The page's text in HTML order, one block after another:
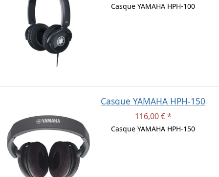
Casque YAMAHA HPH-100
Casque YAMAHA HPH-150
116,00 € *
Casque YAMAHA HPH-150